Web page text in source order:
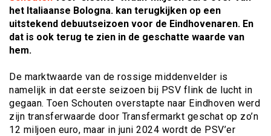
het Italiaanse Bologna. kan terugkijken op een
uitstekend debuutseizoen voor de Eindhovenaren. En
dat is ook terug te zien in de geschatte waarde van
hem.
De marktwaarde van de rossige middenvelder is
namelijk in dat eerste seizoen bij PSV flink de lucht in
gegaan. Toen Schouten overstapte naar Eindhoven werd
zijn transferwaarde door Transfermarkt geschat op zo’n
12 miljoen euro, maar in juni 2024 wordt de PSV’er